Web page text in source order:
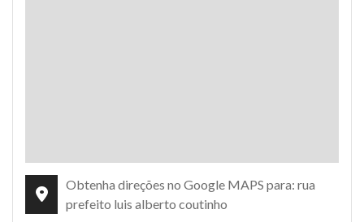
Obtenha direções no Google MAPS para: rua
prefeito luis alberto coutinho